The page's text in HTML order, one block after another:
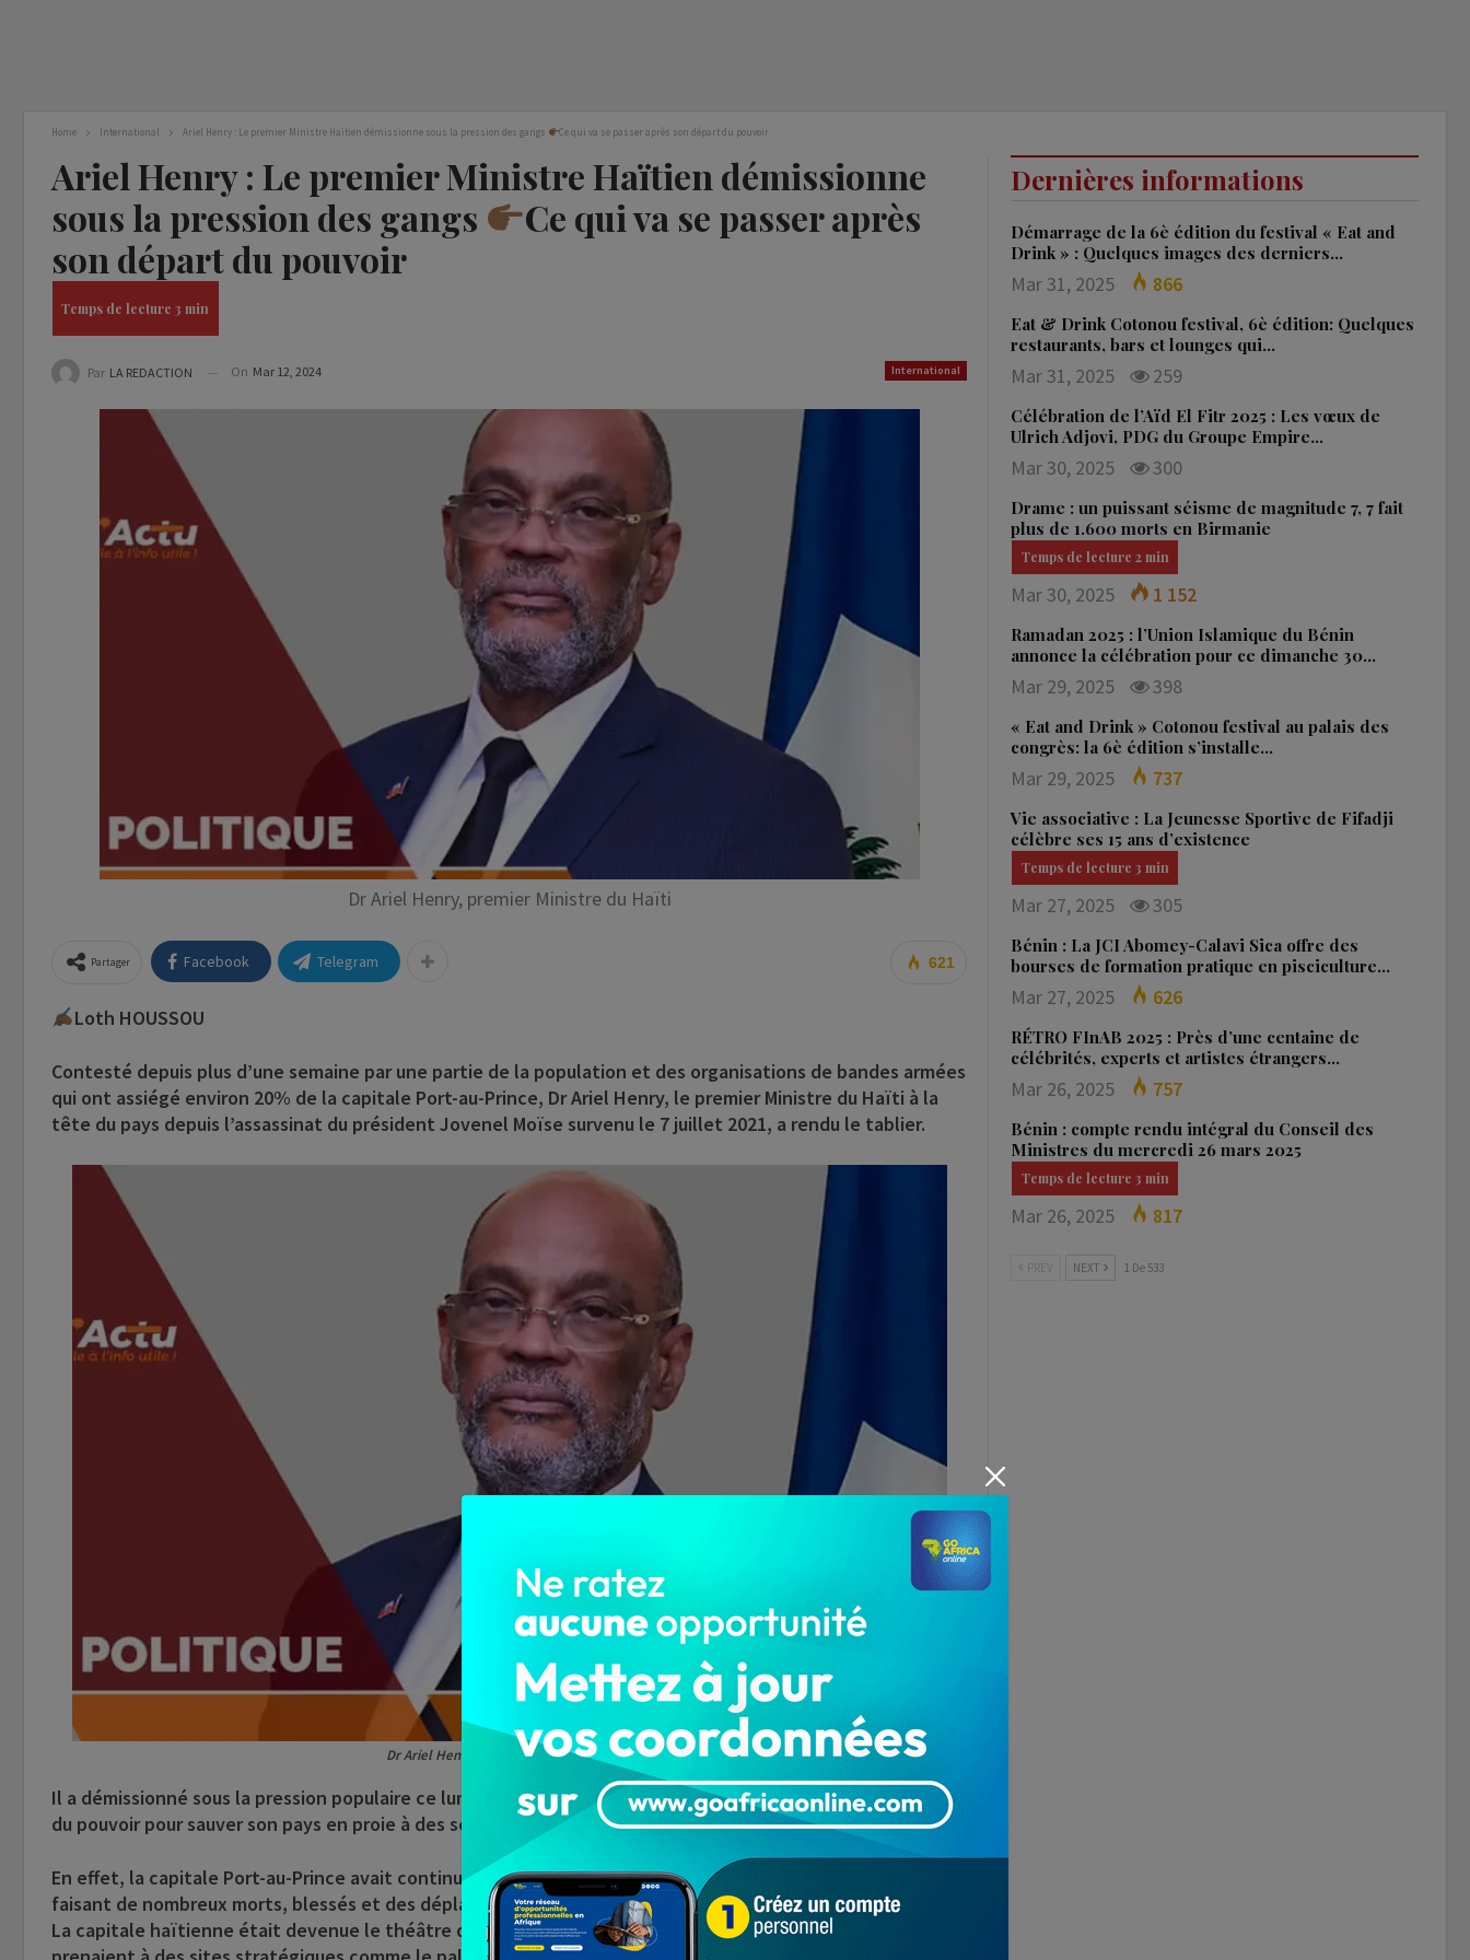
Home International Ariel Henry : Le premier Ministre Haïtien démissionne sous la pression des gangs Ce qui va se passer après son départ du pouvoir
Ariel Henry : Le premier Ministre Haïtien démissionne
sous la pression des gangs
Ce qui va se passer après
son départ du pouvoir
International
Par LA REDACTION On Mar 12, 2024
Dr Ariel Henry, premier Ministre du Haïti
621
Partager Facebook Telegram
Loth HOUSSOU
Contesté depuis plus d’une semaine par une partie de la population et des organisations de bandes armées
qui ont assiégé environ 20% de la capitale Port-au-Prince, Dr Ariel Henry, le premier Ministre du Haïti à la
tête du pays depuis l’assassinat du président Jovenel Moïse survenu le 7 juillet 2021, a rendu le tablier.
Dr Ariel Henry, premier Ministre du Haïti
Il a démissionné sous la pression populaire ce lundi 11 mars 2024, car n’ayant plus autre choix que de partir
du pouvoir pour sauver son pays en proie à des scènes répétées de violences orchestrées par les gangs.
En effet, la capitale Port-au-Prince avait continué à s’enfoncer dans une crise sécuritaire sans précédent,
faisant de nombreux morts, blessés et des déplacés.
La capitale haïtienne était devenue le théâtre d’affrontements entre policiers et bandes armées, qui s’en
Dernières informations
Démarrage de la 6è édition du festival « Eat and
Drink » : Quelques images des derniers…
Mar 31, 2025 866
Eat & Drink Cotonou festival, 6è édition: Quelques
restaurants, bars et lounges qui…
Mar 31, 2025 259
Célébration de l’Aïd El Fitr 2025 : Les vœux de
Ulrich Adjovi, PDG du Groupe Empire…
Mar 30, 2025 300
Drame : un puissant séisme de magnitude 7, 7 fait
plus de 1.600 morts en Birmanie
Mar 30, 2025 1 152
Ramadan 2025 : l’Union Islamique du Bénin
annonce la célébration pour ce dimanche 30…
Mar 29, 2025 398
« Eat and Drink » Cotonou festival au palais des
congrès: la 6è édition s’installe…
Mar 29, 2025 737
Vie associative : La Jeunesse Sportive de Fifadji
célèbre ses 15 ans d’existence
Mar 27, 2025 305
Bénin : La JCI Abomey-Calavi Sica offre des
bourses de formation pratique en pisciculture…
Mar 27, 2025 626
RÉTRO FInAB 2025 : Près d’une centaine de
célébrités, experts et artistes étrangers…
Mar 26, 2025 757
Bénin : compte rendu intégral du Conseil des
Ministres du mercredi 26 mars 2025
Mar 26, 2025 817
NEXT 1 De 533